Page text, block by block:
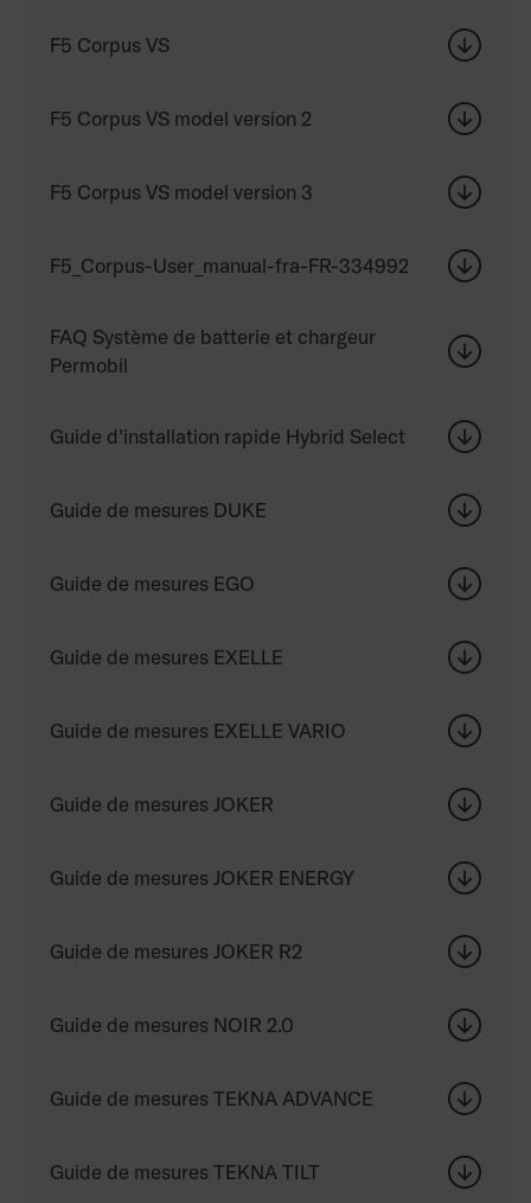
F5 Corpus VS
F5 Corpus VS model version 2
F5 Corpus VS model version 3
F5_Corpus-User_manual-fra-FR-334992
FAQ Système de batterie et chargeur
Permobil
Guide d'installation rapide Hybrid Select
Guide de mesures DUKE
Guide de mesures EGO
Guide de mesures EXELLE
Guide de mesures EXELLE VARIO
Guide de mesures JOKER
Guide de mesures JOKER ENERGY
Guide de mesures JOKER R2
Guide de mesures NOIR 2.0
Guide de mesures TEKNA ADVANCE
Guide de mesures TEKNA TILT